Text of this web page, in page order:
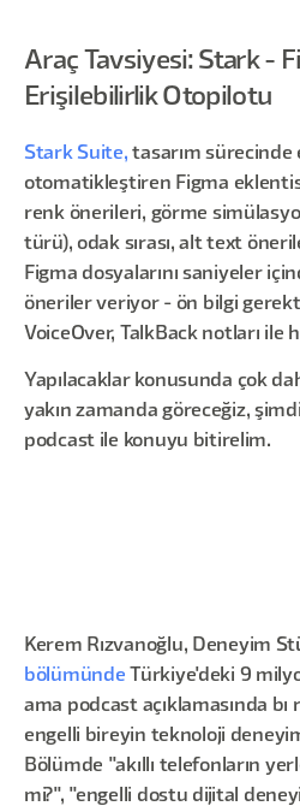
Araç Tavsiyesi: Stark -
Erişilebilirlik Otopilotu
Stark Suite, tasarım
otomatikleştiren Figma
renk önerileri, görme
türü), odak sırası, alt text
Figma dosyalarını saniyeler
öneriler veriyor - ön bilgi
VoiceOver, TalkBack notları ile
Yapılacaklar konusunda çok
yakın zamanda göreceğiz,
podcast ile konuyu bitirelim.
Kerem Rızvanoğlu, Deneyim
bölümünde Türkiye'deki 9
ama podcast açıklamasında
engelli bireyin teknoloji
Bölümde "akıllı telefonların
mi?", "engelli dostu dijital